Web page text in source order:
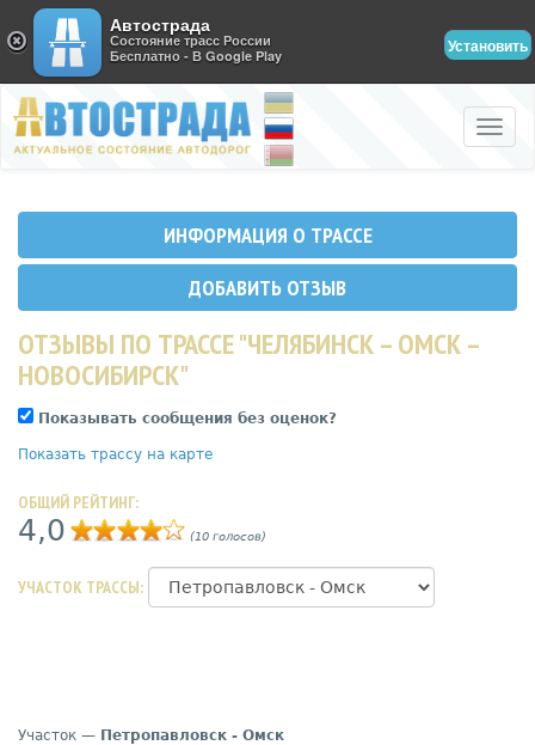
Автострада
Состояние трасс России
Бесплатно - В Google Play
Установить
Toggle
ИНФОРМАЦИЯ О ТРАССЕ
ДОБАВИТЬ ОТЗЫВ
ОТЗЫВЫ ПО ТРАССЕ "ЧЕЛЯБИНСК – ОМСК –
НОВОСИБИРСК"
Показывать сообщения без оценок?
Показать трассу на карте
ОБЩИЙ РЕЙТИНГ:
4,0 (10 голосов)
УЧАСТОК ТРАССЫ:
Участок — Петропавловск - Омск